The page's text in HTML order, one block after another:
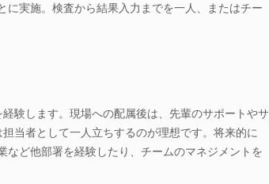
に実施。検査から結果入力までを一人、またはチー
験します。現場への配属後は、先輩のサポートやサ
当者として一人立ちするのが理想です。将来的に
など他部署を経験したり、チームのマネジメントを